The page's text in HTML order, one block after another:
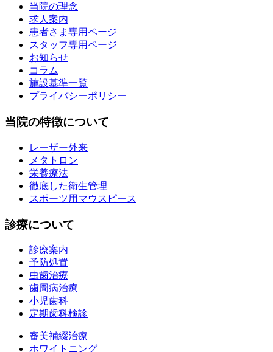
当院の理念
求人案内
患者さま専用ページ
スタッフ専用ページ
お知らせ
コラム
施設基準一覧
プライバシーポリシー
当院の特徴について
レーザー外来
メタトロン
栄養療法
徹底した衛生管理
スポーツ用マウスピース
診療について
診療案内
予防処置
虫歯治療
歯周病治療
小児歯科
定期歯科検診
審美補綴治療
ホワイトニング